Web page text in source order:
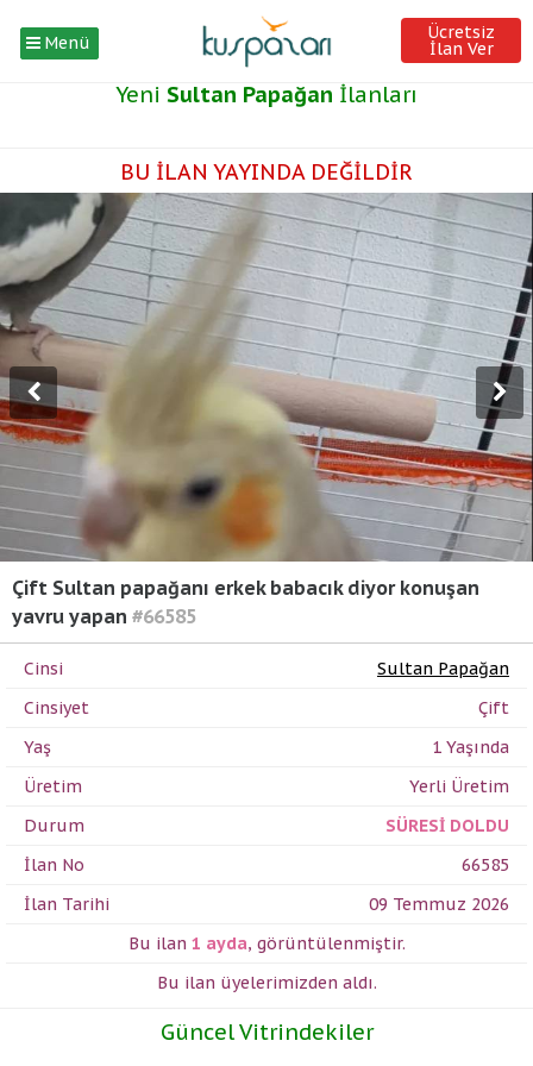
Menü Ücretsiz
İlan Ver
Yeni Sultan Papağan İlanları
BU İLAN YAYINDA DEĞİLDİR
Çift Sultan papağanı erkek babacık diyor konuşan
yavru yapan #66585
Cinsi
Sultan Papağan
Cinsiyet
Çift
Yaş
1 Yaşında
Üretim
Yerli Üretim
Durum
SÜRESİ DOLDU
İlan No
66585
İlan Tarihi
09 Temmuz 2026
Bu ilan 1 ayda, görüntülenmiştir.
Bu ilan üyelerimizden aldı.
Güncel Vitrindekiler